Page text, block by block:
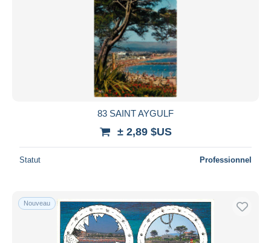
83 SAINT AYGULF
± 2,89 $US
Statut Professionnel
Nouveau